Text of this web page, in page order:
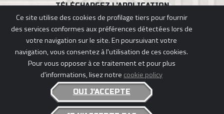
TÉLÉCHARGEZ L'APPLICATION
POLITIQUE DE CONFIDENTIALITÉ|POLITIQUE DE COOKIES
GORMITI © 2026 GIOCHI PREZIOSI S.P.A., PLANETA JUNIOR & KOTOC.
ALL RIGHTS RESERVED - P.IVA 05935650969
Ce site utilise des cookies de profilage tiers pour fournir
des services conformes aux préférences détectées lors de
votre navigation sur le site. En poursuivant votre
navigation, vous consentez à l'utilisation de ces cookies.
Pour vous opposer à ce traitement et pour plus
d'informations, lisez notre cookie policy
OUI J'ACCEPTE